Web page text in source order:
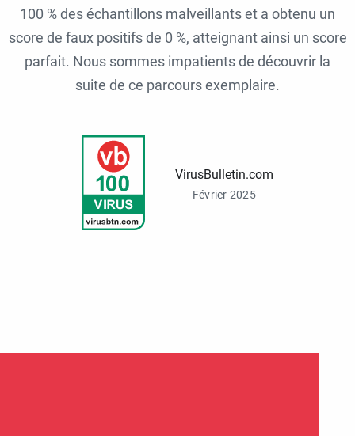
100 % des échantillons malveillants et a obtenu un
score de faux positifs de 0 %, atteignant ainsi un score
parfait. Nous sommes impatients de découvrir la
suite de ce parcours exemplaire.
VirusBulletin.com
Février 2025